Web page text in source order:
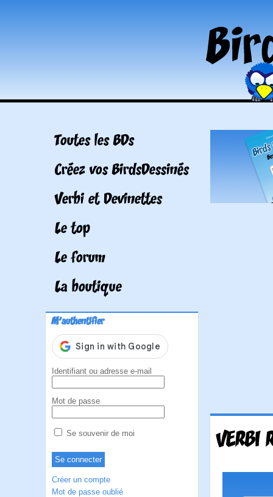
Toutes les BDs
Créez vos BirdsDessinés
Verbi et Devinettes
Le top
Le forum
La boutique
M'authentifier
Identifiant ou adresse e-mail
Mot de passe
Se souvenir de moi
Créer un compte
Mot de passe oublié
VERBI